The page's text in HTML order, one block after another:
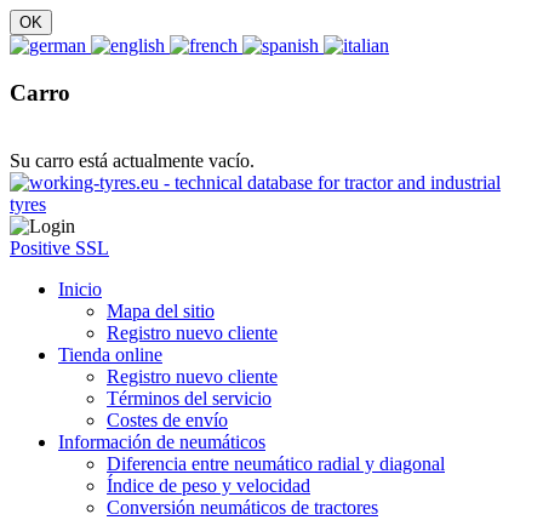
Carro
Su carro está actualmente vacío.
Positive SSL
Inicio
Mapa del sitio
Registro nuevo cliente
Tienda online
Registro nuevo cliente
Términos del servicio
Costes de envío
Información de neumáticos
Diferencia entre neumático radial y diagonal
Índice de peso y velocidad
Conversión neumáticos de tractores